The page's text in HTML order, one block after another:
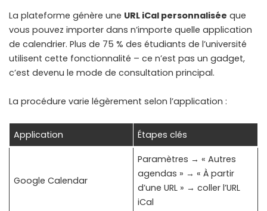
La plateforme génère une URL iCal personnalisée que
vous pouvez importer dans n’importe quelle application
de calendrier. Plus de 75 % des étudiants de l’université
utilisent cette fonctionnalité – ce n’est pas un gadget,
c’est devenu le mode de consultation principal.
La procédure varie légèrement selon l’application :
Application Étapes clés
Google Calendar
Paramètres → « Autres
agendas » → « À partir
d’une URL » → coller l’URL
iCal